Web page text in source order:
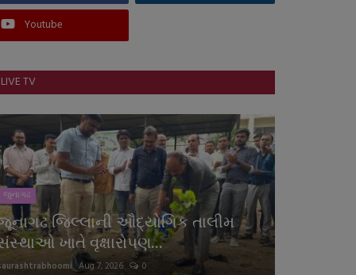
Youtube
LIVE TV
જુનાગઢ
જિલ્લાની ઔદ્યોગિક તાલીમ
ખાતે વૃક્ષારોપણ...
Aug 7, 2026 0